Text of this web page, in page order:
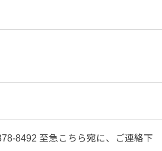
8492 至急こちら宛に、ご連絡下